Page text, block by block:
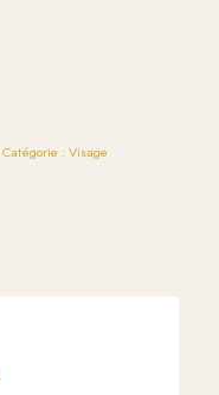
Catégorie : Visage